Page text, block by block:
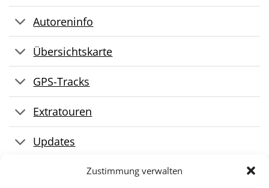
Zustimmung verwalten
Autoreninfo
Übersichtskarte
GPS-Tracks
Extratouren
Updates
Pressestimmen